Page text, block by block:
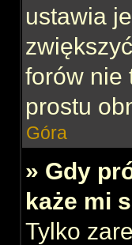
ustawia
forów nie
prostu
Góra
» Gdy
każe mi
Tylko